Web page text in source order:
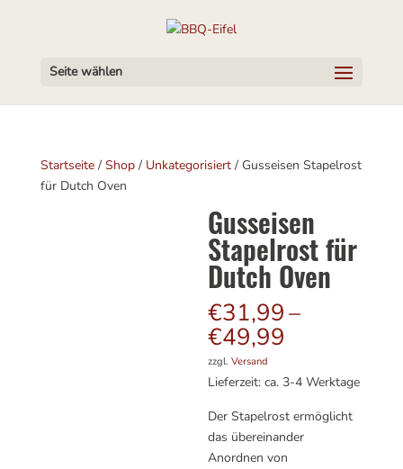
Seite wählen
Startseite/ Shop/ Unkategorisiert/ Gusseisen Stapelrost
für Dutch Oven
Gusseisen
Stapelrost für
Dutch Oven
€31,99–
€49,99
bis
€49,99
zzgl.Versand
Lieferzeit: ca. 3-4 Werktage
Der Stapelrost ermöglicht
das übereinander
Anordnen von